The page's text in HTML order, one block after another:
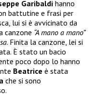
Garibaldi hanno
battutine e frasi per
lui si è avvicinato da
canzone “A mano a mano”
. Finita la canzone, lei si
È stato un bacio
poco dopo lo hanno
Beatrice è stata
che si sono